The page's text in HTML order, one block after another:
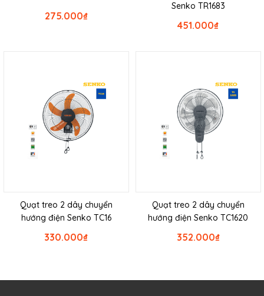
₫
275.000
Senko TR1683
₫
451.000
Quạt treo 2 dây chuyển
hướng điện Senko TC16
₫
330.000
Quạt treo 2 dây chuyển
hướng điện Senko TC1620
₫
352.000